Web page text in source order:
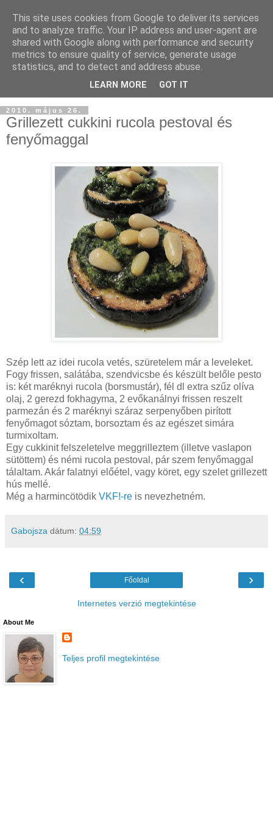
2010. május 26.
Grillezett cukkini rucola pestoval és
fenyőmaggal
Szép lett az idei rucola vetés, szüretelem már a leveleket.
Fogy frissen, salátába, szendvicsbe és készült belőle pesto
is: két maréknyi rucola (borsmustár), fél dl extra szűz olíva
olaj, 2 gerezd fokhagyma, 2 evőkanálnyi frissen reszelt
parmezán és 2 maréknyi száraz serpenyőben pirított
fenyőmagot sóztam, borsoztam és az egészet simára
turmixoltam.
Egy cukkinit felszeletelve meggrilleztem (illetve vaslapon
sütöttem) és némi rucola pestoval, pár szem fenyőmaggal
tálaltam. Akár falatnyi előétel, vagy köret, egy szelet grillezett
hús mellé.
Még a harmincötödik VKF!-re is nevezhetném.
Gabojsza dátum: 04:59
‹ ›
Főoldal
Internetes verzió megtekintése
About Me
Teljes profil megtekintése
This site uses cookies from Google to deliver its services
and to analyze traffic. Your IP address and user-agent are
shared with Google along with performance and security
metrics to ensure quality of service, generate usage
statistics, and to detect and address abuse.
LEARN MORE GOT IT